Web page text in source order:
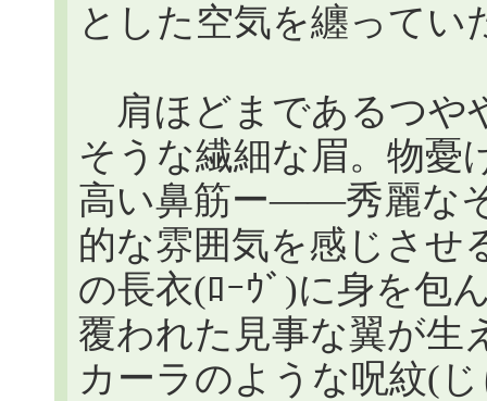
とした空気を纏ってい
肩ほどまであるつや
そうな繊細な眉。物憂
高い鼻筋ー――秀麗な
的な雰囲気を感じさせ
の長衣(ﾛｰｳﾞ)に身を包
覆われた見事な翼が生
カーラのような呪紋(